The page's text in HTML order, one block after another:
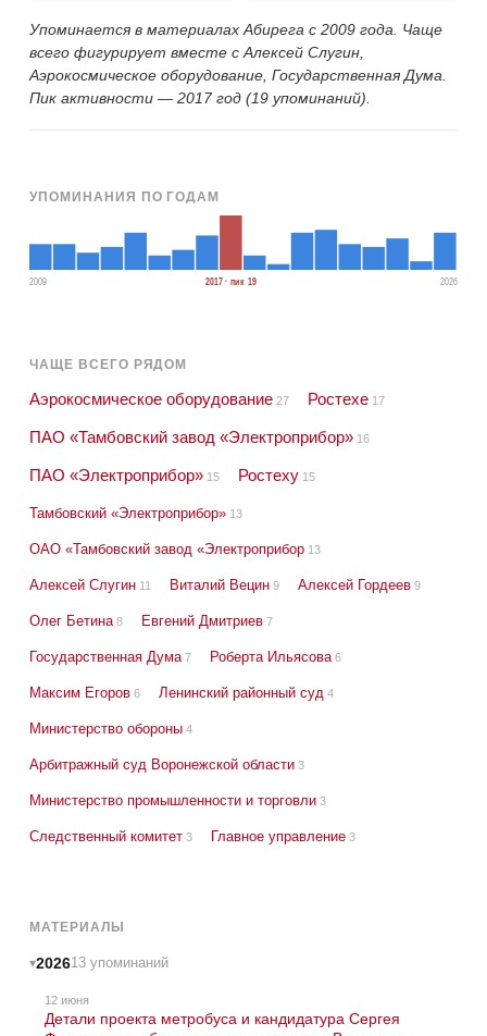
Упоминается в материалах Абирега с 2009 года. Чаще
всего фигурирует вместе с Алексей Слугин,
Аэрокосмическое оборудование, Государственная Дума.
Пик активности — 2017 год (19 упоминаний).
УПОМИНАНИЯ ПО ГОДАМ
2009 2017 · пик 19 2026
ЧАЩЕ ВСЕГО РЯДОМ
Аэрокосмическое оборудование 27 Ростехе 17
ПАО «Тамбовский завод «Электроприбор» 16
ПАО «Электроприбор» 15 Ростеху 15
Тамбовский «Электроприбор» 13
ОАО «Тамбовский завод «Электроприбор 13
Алексей Слугин 11 Виталий Вецин 9 Алексей Гордеев 9
Олег Бетина 8 Евгений Дмитриев 7
Государственная Дума 7 Роберта Ильясова 6
Максим Егоров 6 Ленинский районный суд 4
Министерство обороны 4
Арбитражный суд Воронежской области 3
Министерство промышленности и торговли 3
Следственный комитет 3 Главное управление 3
МАТЕРИАЛЫ
202613 упоминаний
12 июня
Детали проекта метробуса и кандидатура Сергея